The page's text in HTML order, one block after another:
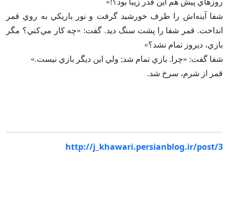
شفا آينه‌اش را طرف خورشيد گرفت و نور باريكي به روي قمر
انداخت‌. قمر شفا را پشت سنگ ديد. گفت‌: «چه كار مي‌كني‌؟ مگر
بازي‌، ديروز تمام نشد؟»
شفا گفت‌: «چرا. بازي تمام شد; ولي اين ديگر بازي نيست‌.»
قمر از شرم‌، سرخ شد.
http://j_khawari.persianblog.ir/post/3